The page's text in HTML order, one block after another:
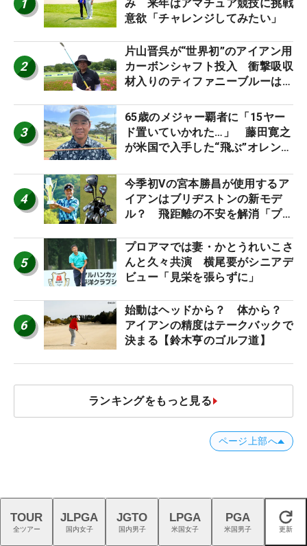
1
み 来年はアマチュア競技に挑戦
意欲「チャレンジしてみたい」
2
片山晋呉が“世界初”のアイアン用
カーボンシャフト投入 衝撃吸収
材入りのティファニーブルーは
3
65歳のメジャー覇者に「15ヤー
ド置いていかれた…」 藤田寛之
が米国で入手した“飛ぶ”オレンジ
4
今季初Vの宮本勝昌が使用するア
イアンはブリヂストンの新モデ
ル？ 飛距離の不安を解消「プラ
5
プロアマでは妻・かとうれいこさ
んと久々共演 横尾要がシニアデ
ビュー「見栄を張らずに」
6
始動はヘッドから？ 体から？
アイアンの精度はテークバックで
決まる【鈴木亨のゴルフ道】
ランキングをもっと見る
ページ上部へ
オススメの記事 閉じる
TOUR
全ツアー
JLPGA
国内女子
JGTO
国内男子
LPGA
米国女子
PGA
米国男子 更新